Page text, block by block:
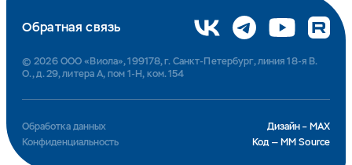
Дизайн – MAX
Обработка данных
Код — MM Source
Конфиденциальность
Обратная связь
© 2026 ООО «Виола», 199178, г. Санкт-Петербург, линия 18-я В.
О., д. 29, литера А, пом 1-Н, ком. 154